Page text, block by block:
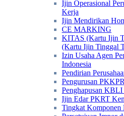
Ijin Operasional
Kerja
Ijin Mendirikan
CE MARKING
KITAS (Kartu Ijin
(Kartu Ijin Tinggal
Izin Usaha Agen
Indonesia
Pendirian
Pengurusan
Penghapusan KBLI
Ijin Edar PKRT
Tingkat Komponen